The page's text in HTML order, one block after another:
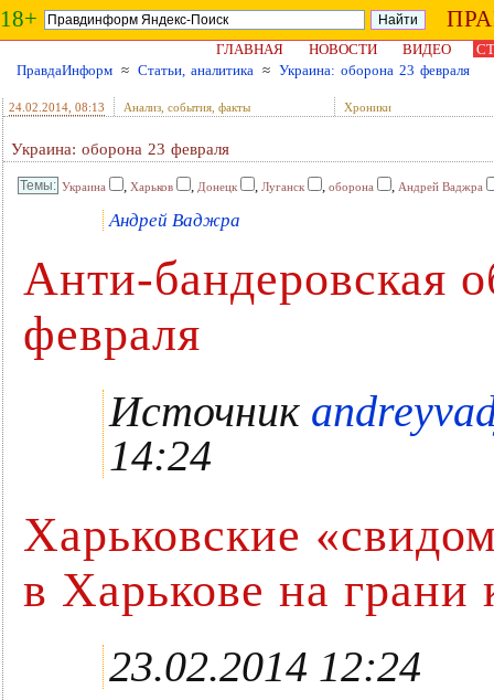
18+
ГЛАВНАЯ НОВОСТИ ВИДЕО
ПравдаИнформ ≈ Статьи, аналитика ≈ Украина: оборона 23 февраля
24.02.2014 , 08:13 Анализ, события, факты Хроники
Украина: оборона 23 февраля
Украина , Харьков , Донецк , Луганск , оборона , Андрей Ваджра
Андрей Ваджра
Анти-бандеровская
февраля
Источник
14:24
Харьковские
в Харькове на грани
23.02.2014 12:24